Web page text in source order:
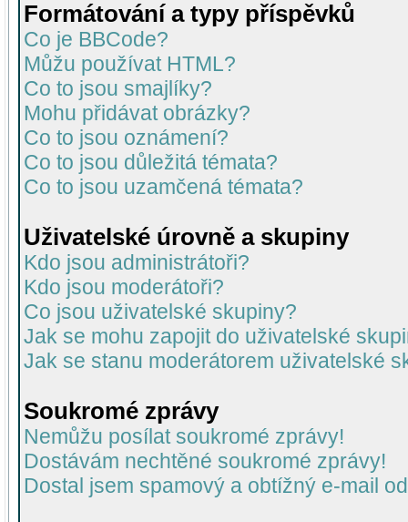
Formátování a typy příspěvků
Co je BBCode?
Můžu používat HTML?
Co to jsou smajlíky?
Mohu přidávat obrázky?
Co to jsou oznámení?
Co to jsou důležitá témata?
Co to jsou uzamčená témata?
Uživatelské úrovně a skupiny
Kdo jsou administrátoři?
Kdo jsou moderátoři?
Co jsou uživatelské skupiny?
Jak se mohu zapojit do uživatelské
Jak se stanu moderátorem uživatelské
Soukromé zprávy
Nemůžu posílat soukromé zprávy!
Dostávám nechtěné soukromé zprávy!
Dostal jsem spamový a obtížný e-mail